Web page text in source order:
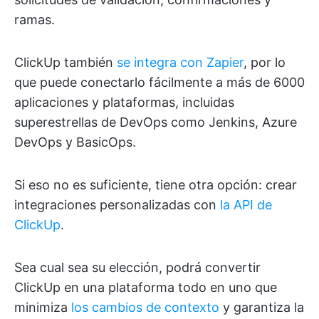
ramas.
ClickUp también se integra con Zapier, por lo
que puede conectarlo fácilmente a más de 6000
aplicaciones y plataformas, incluidas
superestrellas de DevOps como Jenkins, Azure
DevOps y BasicOps.
Si eso no es suficiente, tiene otra opción: crear
integraciones personalizadas con la API de
ClickUp.
Sea cual sea su elección, podrá convertir
ClickUp en una plataforma todo en uno que
minimiza los cambios de contexto y garantiza la